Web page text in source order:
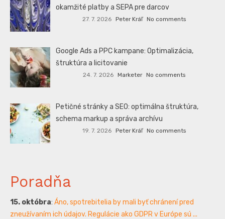
okamžité platby a SEPA pre darcov
27. 7. 2026 Peter Kráľ No comments
Google Ads a PPC kampane: Optimalizácia,
štruktúra a licitovanie
24. 7. 2026 Marketer No comments
Petičné stránky a SEO: optimálna štruktúra,
schema markup a správa archívu
19. 7. 2026 Peter Kráľ No comments
Poradňa
15. októbra: Áno, spotrebitelia by mali byť chránení pred
zneužívaním ich údajov. Regulácie ako GDPR v Európe sú ...